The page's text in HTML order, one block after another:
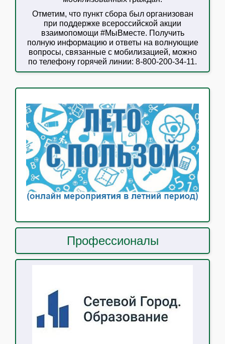
Отметим, что пункт сбора был организован
при поддержке всероссийской акции
взаимопомощи #МыВместе. Получить
полную информацию и ответы на волнующие
вопросы, связанные с мобилизацией, можно
по телефону горячей линии: 8-800-200-34-11.
Профессионалы